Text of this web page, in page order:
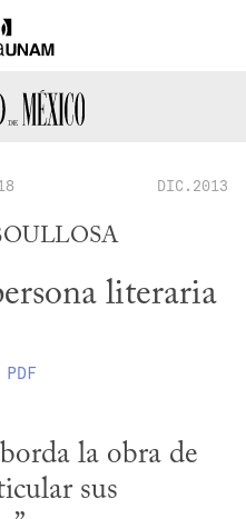
DIC.2013
literaria
PDF
la obra de
sus